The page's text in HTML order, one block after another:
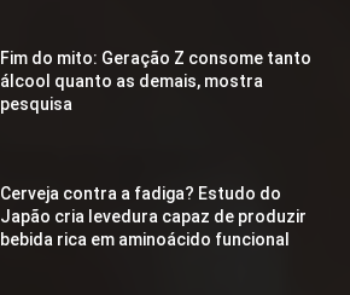
Fim do mito: Geração Z consome tanto
álcool quanto as demais, mostra
pesquisa
Cerveja contra a fadiga? Estudo do
Japão cria levedura capaz de produzir
bebida rica em aminoácido funcional